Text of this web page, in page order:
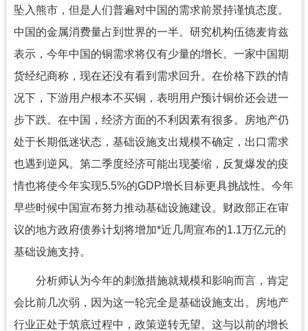
坠入熊市，但是人们普遍对中国的需求前景持谨慎态度。
中国的金属消费量占到世界的一半。研究机构伍德麦肯兹
表示，今年中国的铜需求将仅有少量的增长。一家中国期
货经纪商称，现在还没有看到需求回升。在价格下跌的情
况下，下游用户根本不买铜，表明用户预计铜价还会进一
步下跌。在中国，经济方面的不利因素有很多。房地产仍
处于长期低迷状态，基础设施支出规模不确定，出口需求
也遇到逆风。第二季度经济可能出现萎缩，反复爆发的疫
情也将使今年实现5.5%的GDP增长目标更具挑战性。今年
早些时候中国宣布努力推动基础设施建设。财政部正在审
议的地方政府债券计划将增加*近几周宣布的1.1万亿元的
基础设施支持。
分析师认为今年的刺激措施就规模和影响而言，肯定
会比前几次弱，因为这一轮完全是基础设施支出。房地产
行业正处于筑底过程中，政策逆转无望。这与以前的增长